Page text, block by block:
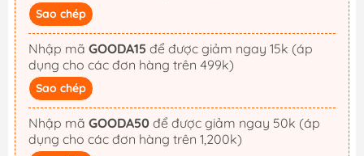
Sao chép
Nhập mã GOODA15
dụng cho các đơn hàng trên 499k)
Sao chép
Nhập mã GOODA50
dụng cho các đơn hàng trên 1,200k)